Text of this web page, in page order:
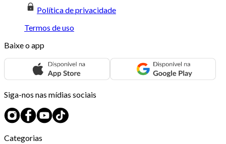
Política de privacidade
Termos de uso
Baixe o app
Siga-nos nas mídias sociais
Categorias